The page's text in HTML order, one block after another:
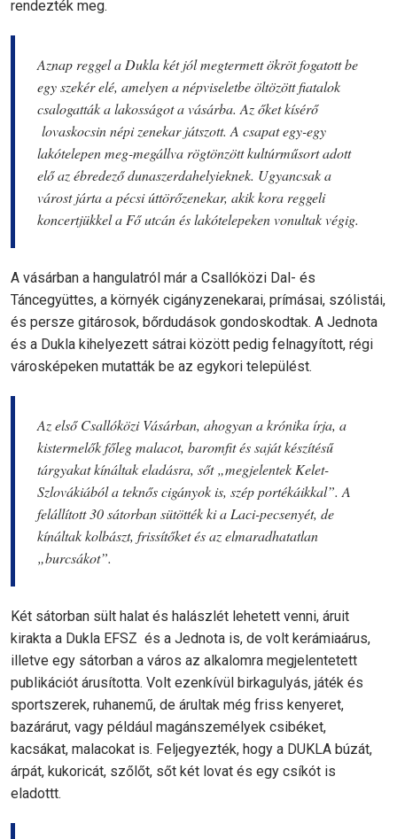
rendezték meg.
Aznap reggel a Dukla két jól megtermett ökröt fogatott be
egy szekér elé, amelyen a népviseletbe öltözött fiatalok
csalogatták a lakosságot a vásárba. Az őket kísérő
lovaskocsin népi zenekar játszott. A csapat egy-egy
lakótelepen meg-megállva rögtönzött kultúrműsort adott
elő az ébredező dunaszerdahelyieknek. Ugyancsak a
várost járta a pécsi úttörőzenekar, akik kora reggeli
koncertjükkel a Fő utcán és lakótelepeken vonultak végig.
A vásárban a hangulatról már a Csallóközi Dal- és
Táncegyüttes, a környék cigányzenekarai, prímásai, szólistái,
és persze gitárosok, bőrdudások gondoskodtak. A Jednota
és a Dukla kihelyezett sátrai között pedig felnagyított, régi
városképeken mutatták be az egykori települést.
Az első Csallóközi Vásárban, ahogyan a krónika írja, a
kistermelők főleg malacot, baromfit és saját készítésű
tárgyakat kínáltak eladásra, sőt „megjelentek Kelet-
Szlovákiából a teknős cigányok is, szép portékáikkal”. A
felállított 30 sátorban sütötték ki a Laci-pecsenyét, de
kínáltak kolbászt, frissítőket és az elmaradhatatlan
„burcsákot”.
Két sátorban sült halat és halászlét lehetett venni, áruit
kirakta a Dukla EFSZ és a Jednota is, de volt kerámiaárus,
illetve egy sátorban a város az alkalomra megjelentetett
publikációt árusította. Volt ezenkívül birkagulyás, játék és
sportszerek, ruhanemű, de árultak még friss kenyeret,
bazárárut, vagy például magánszemélyek csibéket,
kacsákat, malacokat is. Feljegyezték, hogy a DUKLA búzát,
árpát, kukoricát, szőlőt, sőt két lovat és egy csíkót is
eladottt.